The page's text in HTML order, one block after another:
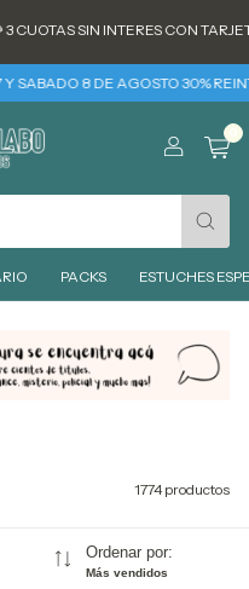
CON TARJETAS DE CREDITO
30% REINTEGRO + 3
PACKS ESTUCHES
1774 productos
Ordenar por:
Más vendidos